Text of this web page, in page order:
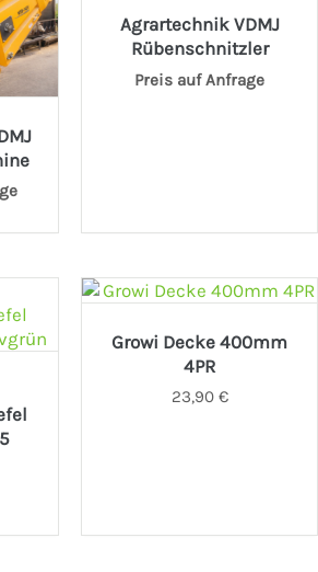
Agrartechnik VDMJ
Rübenschnitzler
Preis auf Anfrage
Growi Decke 400mm
4PR
23,90 €